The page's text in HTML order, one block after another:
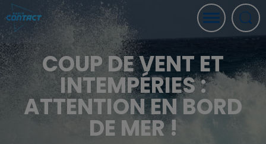
COUP DE VENT ET
INTEMPÉRIES :
ATTENTION EN BORD
DE MER !